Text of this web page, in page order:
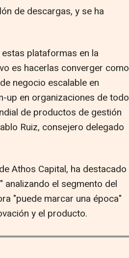
de descargas, y se ha
plataformas en la
es hacerlas converger como
negocio escalable en
up en organizaciones de todo
de productos de gestión
Ruiz, consejero delegado
Athos Capital, ha destacado
analizando el segmento del
"puede marcar una época"
y el producto.